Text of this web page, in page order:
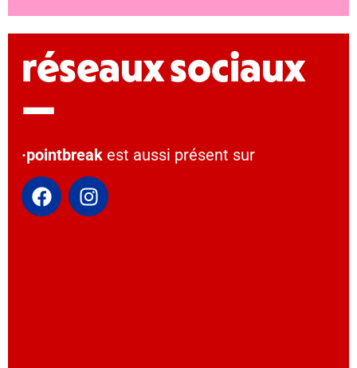
réseaux sociaux
—
·pointbreak est aussi présent sur